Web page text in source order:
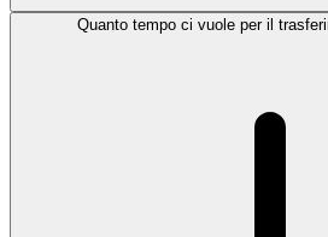
Quanto tempo ci vuole per il